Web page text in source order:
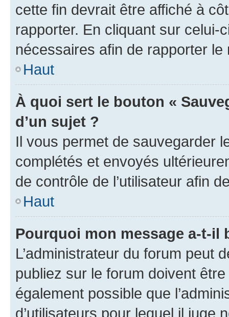
cette fin devrait être affiché à
rapporter. En cliquant sur
nécessaires afin de rapporter le
Haut
À quoi sert le bouton «
d’un sujet ?
Il vous permet de sauvegarder
complétés et envoyés
de contrôle de l’utilisateur afin
Haut
Pourquoi mon message a-t-il
L’administrateur du forum peut
publiez sur le forum doivent
également possible que
d’utilisateurs pour lequel il juge